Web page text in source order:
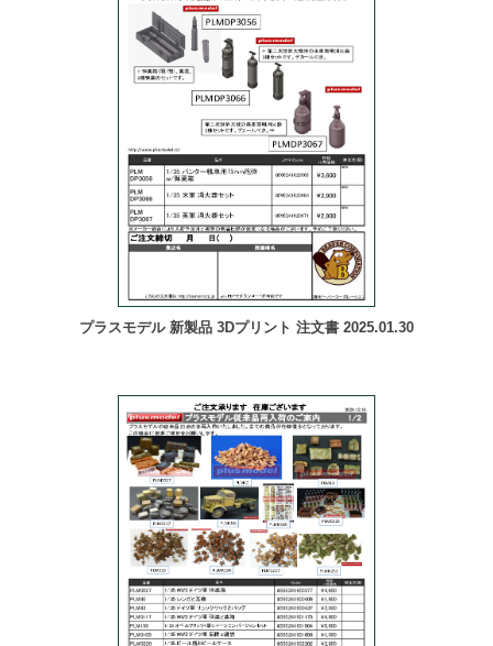
プラスモデル 新製品 3Dプリント 注文書 2025.01.30